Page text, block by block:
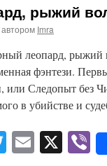
рыжий
автором Imra
леопард, рыжий
фэнтези.
или Следопыт без
в убийстве и
Twitter
Email
X